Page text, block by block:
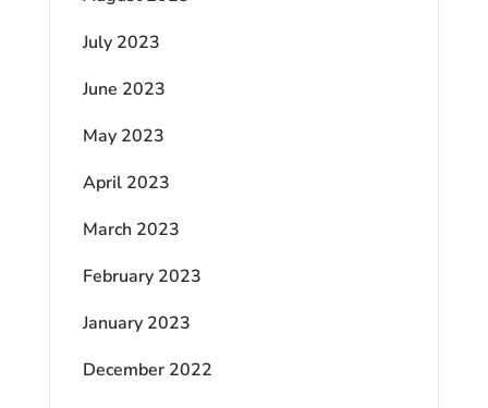
July 2023
June 2023
May 2023
April 2023
March 2023
February 2023
January 2023
December 2022